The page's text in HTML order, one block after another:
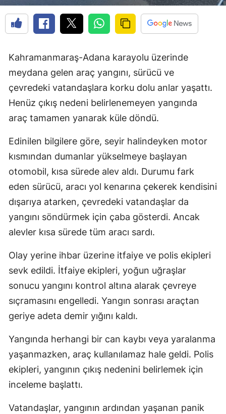
Kahramanmaraş-Adana karayolu üzerinde
meydana gelen araç yangını, sürücü ve
çevredeki vatandaşlara korku dolu anlar yaşattı.
Henüz çıkış nedeni belirlenemeyen yangında
araç tamamen yanarak küle döndü.
Edinilen bilgilere göre, seyir halindeyken motor
kısmından dumanlar yükselmeye başlayan
otomobil, kısa sürede alev aldı. Durumu fark
eden sürücü, aracı yol kenarına çekerek kendisini
dışarıya atarken, çevredeki vatandaşlar da
yangını söndürmek için çaba gösterdi. Ancak
alevler kısa sürede tüm aracı sardı.
Olay yerine ihbar üzerine itfaiye ve polis ekipleri
sevk edildi. İtfaiye ekipleri, yoğun uğraşlar
sonucu yangını kontrol altına alarak çevreye
sıçramasını engelledi. Yangın sonrası araçtan
geriye adeta demir yığını kaldı.
Yangında herhangi bir can kaybı veya yaralanma
yaşanmazken, araç kullanılamaz hale geldi. Polis
ekipleri, yangının çıkış nedenini belirlemek için
inceleme başlattı.
Vatandaşlar, yangının ardından yaşanan panik